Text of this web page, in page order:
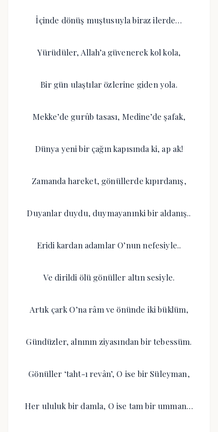
İçinde dönüş muştusuyla biraz ilerde…
Yürüdüler, Allah’a güvenerek kol kola,
Bir gün ulaştılar özlerine giden yola.
Mekke’de gurûb tasası, Medine’de şafak,
Dünya yeni bir çağın kapısında ki, ap ak!
Zamanda hareket, gönüllerde kıpırdanış,
Duyanlar duydu, duymayanınki bir aldanış..
Eridi kardan adamlar O’nun nefesiyle..
Ve dirildi ölü gönüller altın sesiyle.
Artık çark O’na râm ve önünde iki büklüm,
Gündüzler, alnının ziyasından bir tebessüm.
Gönüller ‘taht-ı revân’, O ise bir Süleyman,
Her ululuk bir damla, O ise tam bir umman…